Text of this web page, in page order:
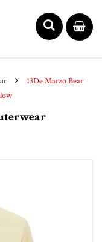
13De Marzo Bear